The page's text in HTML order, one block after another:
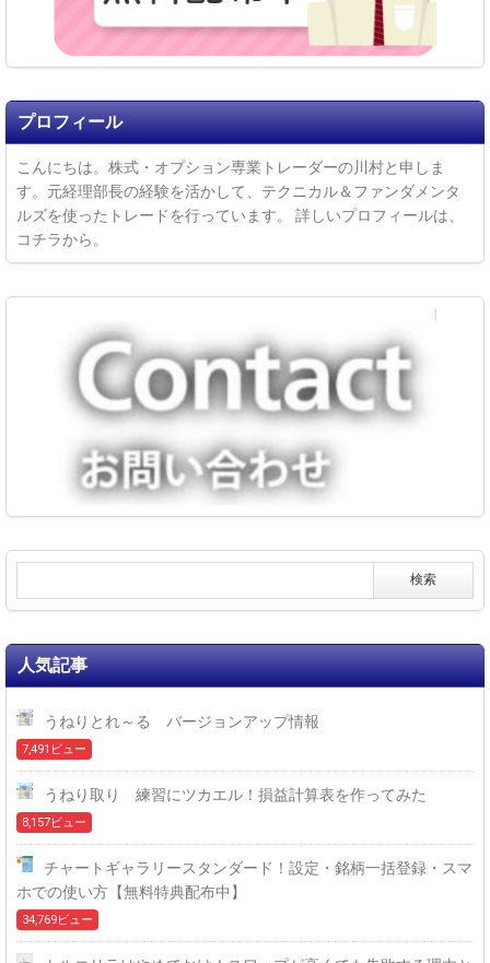
プロフィール
こんにちは。株式・オプション専業トレーダーの川村と申しま
す。元経理部長の経験を活かして、テクニカル＆ファンダメンタ
ルズを使ったトレードを行っています。 詳しいプロフィールは、
コチラから。
人気記事
うねりとれ～る バージョンアップ情報
7,491ビュー
うねり取り 練習にツカエル！損益計算表を作ってみた
8,157ビュー
チャートギャラリースタンダード！設定・銘柄一括登録・スマ
ホでの使い方【無料特典配布中】
34,769ビュー